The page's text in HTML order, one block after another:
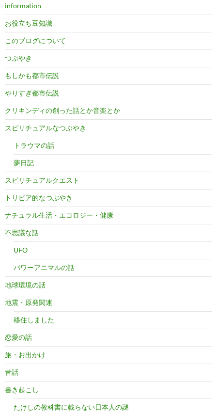
information
お役立ち豆知識
このブログについて
つぶやき
もしかも都市伝説
やりすぎ都市伝説
クリキンディの創った話とか音楽とか
スピリチュアルなつぶやき
トラウマの話
夢日記
スピリチュアルクエスト
トリビア的なつぶやき
ナチュラル生活・エコロジー・健康
不思議な話
UFO
パワーアニマルの話
地球環境の話
地震・原発関連
移住しました
恋愛の話
旅・お出かけ
昔話
書き起こし
たけしの教科書に載らない日本人の謎